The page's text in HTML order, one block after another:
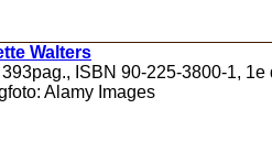
Walters
ISBN 90-225-3800-1,
Alamy Images